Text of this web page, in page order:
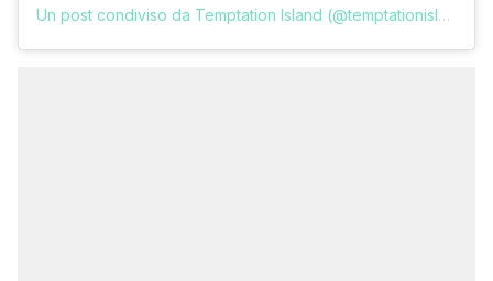
Un post condiviso da Temptation Island (@temptationislandita)